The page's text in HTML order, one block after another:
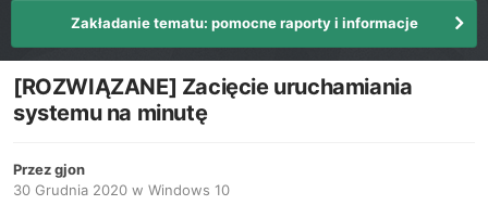
Zakładanie tematu: pomocne raporty i informacje
[ROZWIĄZANE] Zacięcie uruchamiania
systemu na minutę
Przezgjon
30 Grudnia 2020 w Windows 10